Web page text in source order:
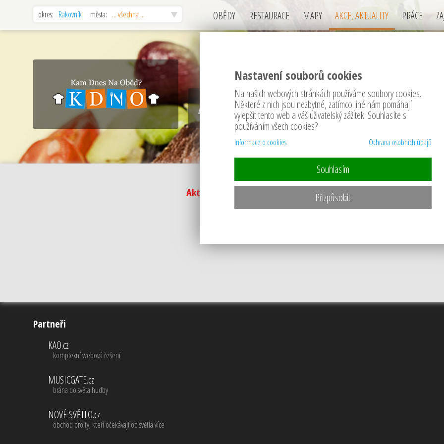
okres: Rakovník města: ... všechna ... OBĚDY RESTAURACE MAPY AKCE, AKTUALITY PRÁCE
AKCE, AKTUALITY restaurací v okrese
Aktuálně nejsou v okrese Rakovník žádné akce nebo aktuality
Partneři
KAO.cz
komplexní webová řešení
MUSICGATE.cz
brána do světa hudby
NOVÉ SVĚTLO.cz
obchod pro ty, kteří očekávají od světla více
Nastavení souborů cookies
Na našich webových stránkách používáme soubory cookies.
Některé z nich jsou nezbytné, zatímco jiné nám pomáhají
vylepšit tento web a váš uživatelský zážitek. Souhlasíte s
používáním všech cookies?
Informace o cookies Ochrana osobních údajů
Souhlasím
Přizpůsobit